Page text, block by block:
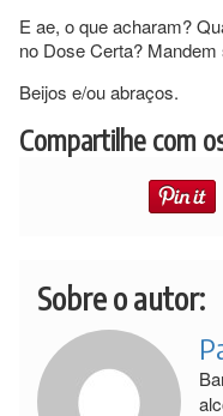
E ae, o que acharam?
no Dose Certa?
Beijos e/ou abraços.
Compartilhe com
Sobre o autor: